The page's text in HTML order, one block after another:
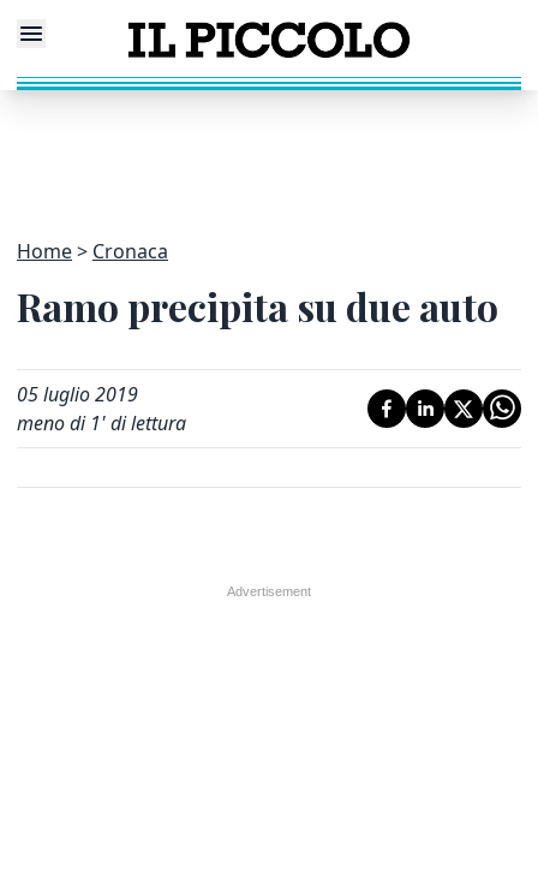
Home Cronaca
Ramo precipita su due auto
05 luglio 2019
meno di 1' di lettura